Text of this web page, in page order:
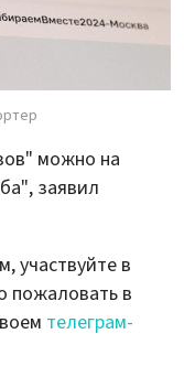
можно на
заявил
участвуйте в
пожаловать в
телеграм-